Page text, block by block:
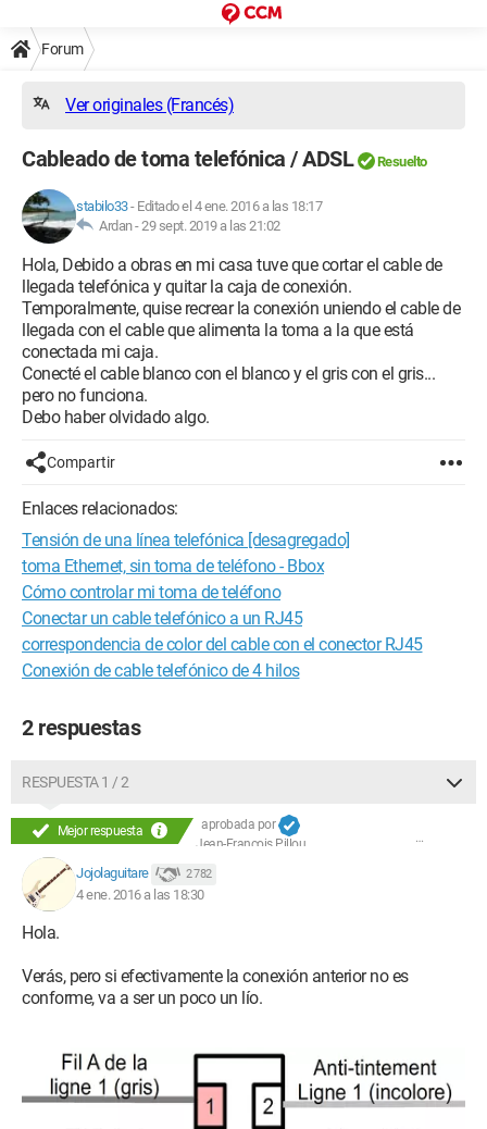
Forum
Ver originales (Francés)
Cableado de toma telefónica / ADSL Resuelto
stabilo33- Editado el 4 ene. 2016 a las 18:17
Ardan -29 sept. 2019 a las 21:02
Hola, Debido a obras en mi casa tuve que cortar el cable de
llegada telefónica y quitar la caja de conexión.
Temporalmente, quise recrear la conexión uniendo el cable de
llegada con el cable que alimenta la toma a la que está
conectada mi caja.
Conecté el cable blanco con el blanco y el gris con el gris...
pero no funciona.
Debo haber olvidado algo.
Compartir
Enlaces relacionados:
Tensión de una línea telefónica [desagregado]
toma Ethernet, sin toma de teléfono - Bbox
Cómo controlar mi toma de teléfono
Conectar un cable telefónico a un RJ45
correspondencia de color del cable con el conector RJ45
Conexión de cable telefónico de 4 hilos
2 respuestas
RESPUESTA 1 / 2
Mejor respuesta
aprobada por
Jean-François Pillou
Jojolaguitare 2 782
4 ene. 2016 a las 18:30
Hola.
Verás, pero si efectivamente la conexión anterior no es
conforme, va a ser un poco un lío.